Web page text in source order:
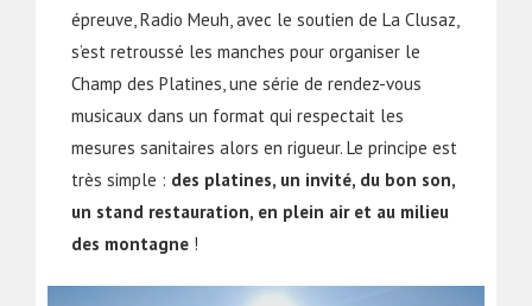
épreuve, Radio Meuh, avec le soutien de La Clusaz,
s’est retroussé les manches pour organiser le
Champ des Platines, une série de rendez-vous
musicaux dans un format qui respectait les
mesures sanitaires alors en rigueur. Le principe est
très simple : des platines, un invité, du bon son,
un stand restauration, en plein air et au milieu
des montagne !